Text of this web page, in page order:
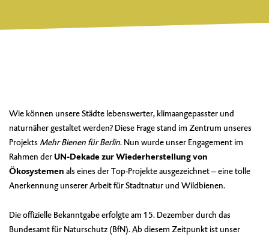
Wie können unsere Städte lebenswerter, klimaangepasster und
naturnäher gestaltet werden? Diese Frage stand im Zentrum unseres
Projekts Mehr Bienen für Berlin. Nun wurde unser Engagement im
Rahmen der UN-Dekade zur Wiederherstellung von
Ökosystemen als eines der Top-Projekte ausgezeichnet – eine tolle
Anerkennung unserer Arbeit für Stadtnatur und Wildbienen.
Die offizielle Bekanntgabe erfolgte am 15. Dezember durch das
Bundesamt für Naturschutz (BfN). Ab diesem Zeitpunkt ist unser